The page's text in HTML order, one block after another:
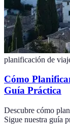
planificación de
Cómo
Guía Práctica
Descubre cómo
Sigue nuestra guía